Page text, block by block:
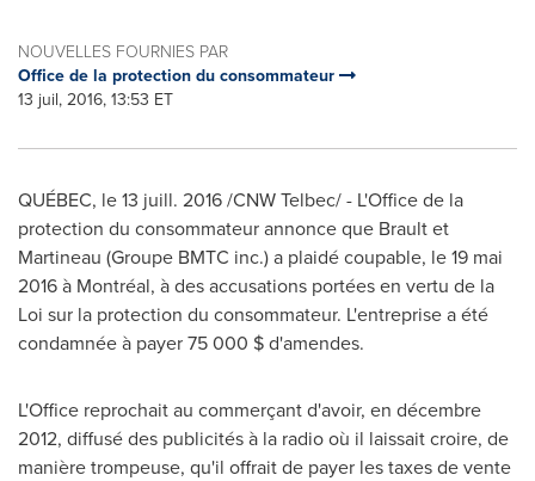
NOUVELLES FOURNIES PAR
Office de la protection du consommateur
13 juil, 2016, 13:53 ET
QUÉBEC, le 13 juill. 2016 /CNW Telbec/ - L'Office de la
protection du consommateur annonce que Brault et
Martineau (Groupe BMTC inc.) a plaidé coupable, le 19 mai
2016 à Montréal, à des accusations portées en vertu de la
Loi sur la protection du consommateur. L'entreprise a été
condamnée à payer 75 000 $ d'amendes.
L'Office reprochait au commerçant d'avoir, en décembre
2012, diffusé des publicités à la radio où il laissait croire, de
manière trompeuse, qu'il offrait de payer les taxes de vente